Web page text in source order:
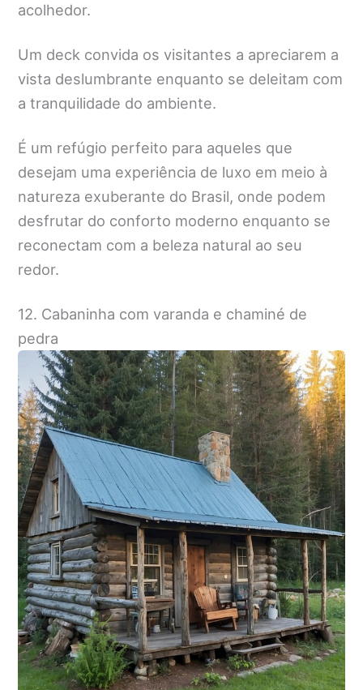
acolhedor.
Um deck convida os visitantes a apreciarem a
vista deslumbrante enquanto se deleitam com
a tranquilidade do ambiente.
É um refúgio perfeito para aqueles que
desejam uma experiência de luxo em meio à
natureza exuberante do Brasil, onde podem
desfrutar do conforto moderno enquanto se
reconectam com a beleza natural ao seu
redor.
12. Cabaninha com varanda e chaminé de
pedra